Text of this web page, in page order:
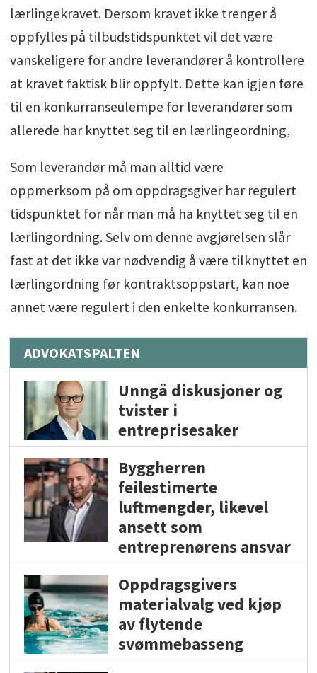
lærlingekravet. Dersom kravet ikke trenger å
oppfylles på tilbudstidspunktet vil det være
vanskeligere for andre leverandører å kontrollere
at kravet faktisk blir oppfylt. Dette kan igjen føre
til en konkurranseulempe for leverandører som
allerede har knyttet seg til en lærlingeordning,
Som leverandør må man alltid være
oppmerksom på om oppdragsgiver har regulert
tidspunktet for når man må ha knyttet seg til en
lærlingordning. Selv om denne avgjørelsen slår
fast at det ikke var nødvendig å være tilknyttet en
lærlingordning før kontraktsoppstart, kan noe
annet være regulert i den enkelte konkurransen.
ADVOKATSPALTEN
Unngå diskusjoner og
tvister i
entreprisesaker
Byggherren
feilestimerte
luftmengder, likevel
ansett som
entreprenørens ansvar
Oppdragsgivers
materialvalg ved kjøp
av flytende
svømmebasseng